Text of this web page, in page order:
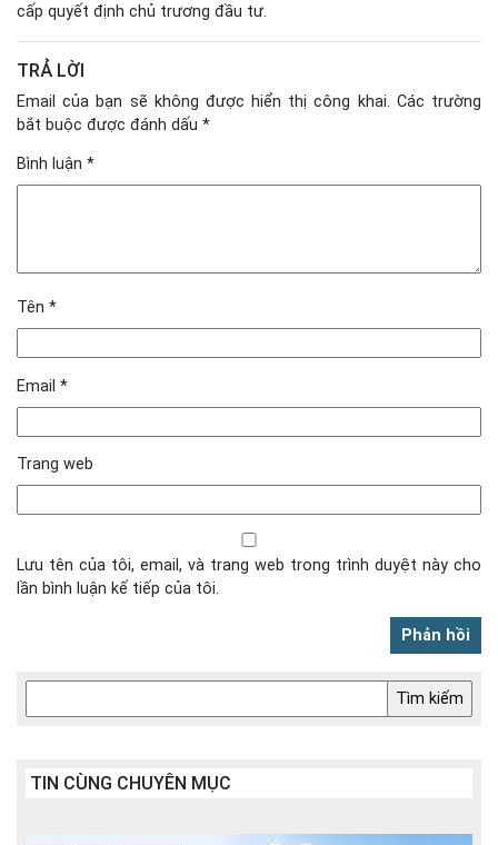
cấp quyết định chủ trương đầu tư.
TRẢ LỜI
Email của bạn sẽ không được hiển thị công khai. Các trường
bắt buộc được đánh dấu *
Bình luận *
Tên *
Email *
Trang web
Lưu tên của tôi, email, và trang web trong trình duyệt này cho
lần bình luận kế tiếp của tôi.
TIN CÙNG CHUYÊN MỤC